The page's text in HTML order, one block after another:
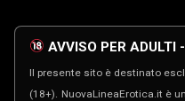
AVVISO PER ADULTI
Il presente sito è destinato
(18+). NuovaLineaErotica.it è